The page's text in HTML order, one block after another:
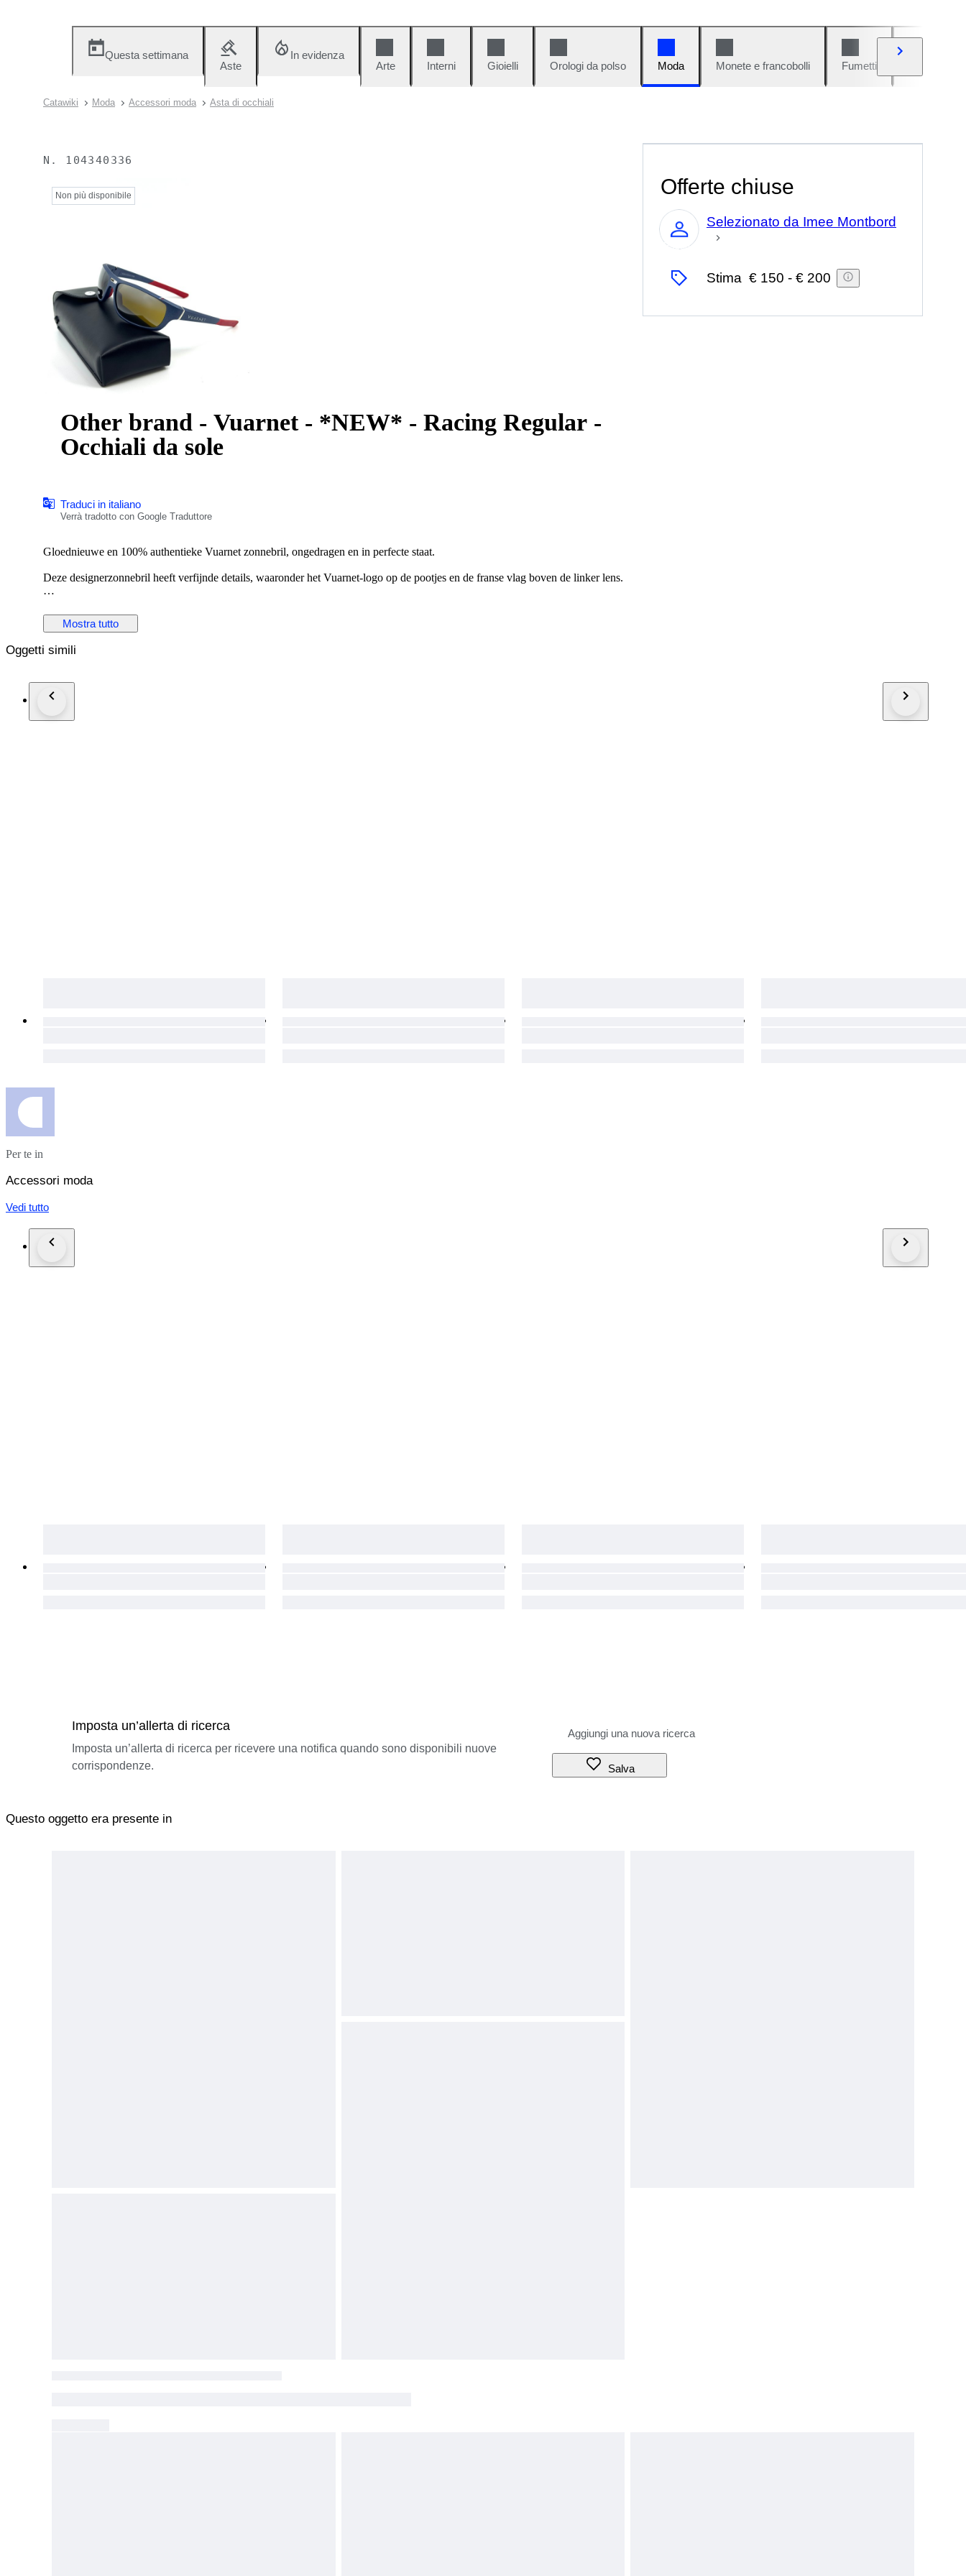
Questa settimana
Aste
In evidenza
Arte
Interni Gioielli Orologi da polso Moda Monete e francobolli Fumetti
Catawiki Moda Accessori moda Asta di occhiali
N. 104340336
Non più disponibile
Other brand - Vuarnet - *NEW* - Racing Regular -
Occhiali da sole
Traduci in italiano
Verrà tradotto con Google Traduttore
Gloednieuwe en 100% authentieke Vuarnet zonnebril, ongedragen en in perfecte staat.
Deze designerzonnebril heeft verfijnde details, waaronder het Vuarnet-logo op de pootjes en de franse vlag boven de linker lens.
-Brillenkoker met merklogo
-Officiële papieren
Afmetingen:
Brug: 16 mm
Pootlengte: 125 mm
Alle foto’s zijn in onze eigen studio genomen, wat je ziet is precies wat je krijgt.
Mostra tutto
Offerte chiuse
Esperto
Selezionato da Imee Montbord
Stima € 150 - € 200
Oggetti simili
Per te in
Accessori moda
Vedi tutto
Imposta un’allerta di ricerca
Imposta un’allerta di ricerca per ricevere una notifica quando sono disponibili nuove
corrispondenze.
Salva
Questo oggetto era presente in